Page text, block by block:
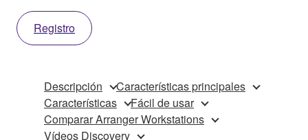
Registro
Descripción
Características principales
Características
Fácil de usar
Comparar Arranger Workstations
Vídeos Discovery